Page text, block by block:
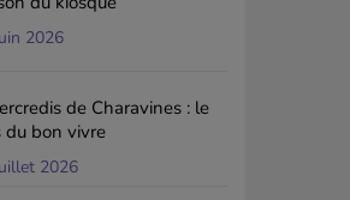
2026
de Charavines : le
du bon vivre
2026